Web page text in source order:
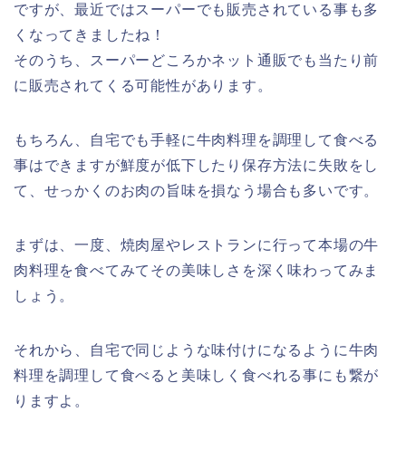
ですが、最近ではスーパーでも販売されている事も多
くなってきましたね！
そのうち、スーパーどころかネット通販でも当たり前
に販売されてくる可能性があります。
もちろん、自宅でも手軽に牛肉料理を調理して食べる
事はできますが鮮度が低下したり保存方法に失敗をし
て、せっかくのお肉の旨味を損なう場合も多いです。
まずは、一度、焼肉屋やレストランに行って本場の牛
肉料理を食べてみてその美味しさを深く味わってみま
しょう。
それから、自宅で同じような味付けになるように牛肉
料理を調理して食べると美味しく食べれる事にも繋が
りますよ。